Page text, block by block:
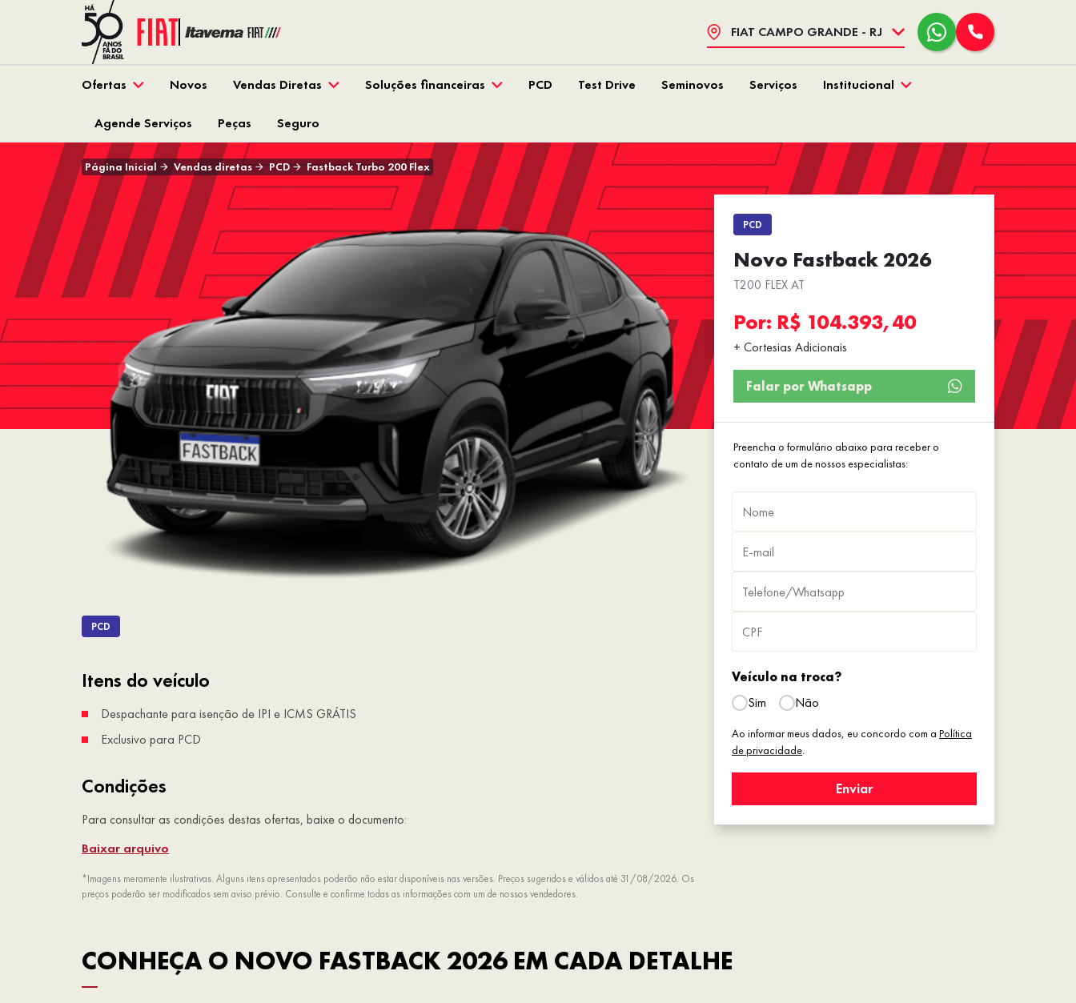
FIAT CAMPO GRANDE - RJ
Ofertas Novos Vendas Diretas Soluções financeiras PCD Test Drive Seminovos Serviços Institucional
Agende Serviços Peças Seguro
Página Inicial Vendas diretas PCD Fastback Turbo 200 Flex
PCD
Novo Fastback 2026
T200 FLEX AT
Por: R$ 104.393,40
+ Cortesias Adicionais
Falar por Whatsapp
Preencha o formulário abaixo para receber o
contato de um de nossos especialistas:
Veículo na troca?
Sim
Não
Ao informar meus dados, eu concordo com a Política
de privacidade.
Enviar
PCD
Itens do veículo
Despachante para isenção de IPI e ICMS GRÁTIS
Exclusivo para PCD
Condições
Para consultar as condições destas ofertas, baixe o documento:
Baixar arquivo
*Imagens meramente ilustrativas. Alguns itens apresentados poderão não estar disponíveis nas versões. Preços sugeridos e válidos até 31/08/2026. Os
preços poderão ser modificados sem aviso prévio. Consulte e confirme todas as informações com um de nossos vendedores.
CONHEÇA O NOVO FASTBACK 2026 EM CADA DETALHE